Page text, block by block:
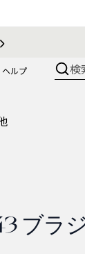
ヘルプ 検
ブラ